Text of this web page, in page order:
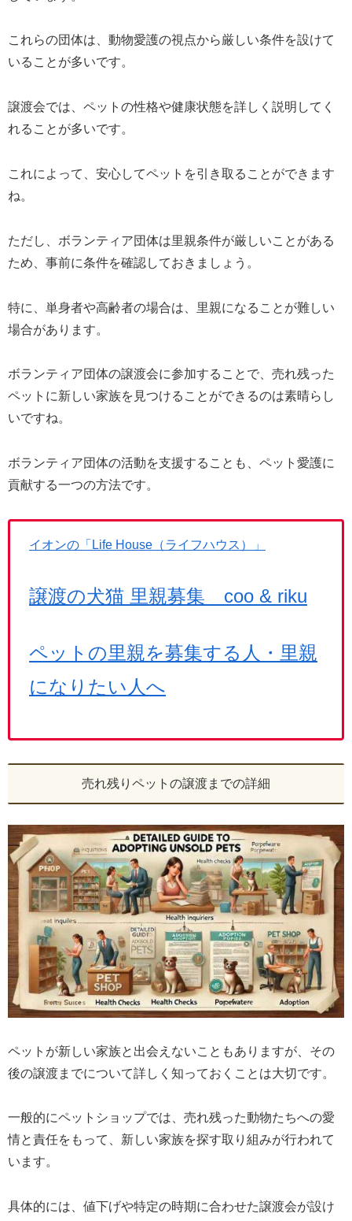
これらの団体は、動物愛護の視点から厳しい条件を設けて
いることが多いです。
譲渡会では、ペットの性格や健康状態を詳しく説明してく
れることが多いです。
これによって、安心してペットを引き取ることができます
ね。
ただし、ボランティア団体は里親条件が厳しいことがある
ため、事前に条件を確認しておきましょう。
特に、単身者や高齢者の場合は、里親になることが難しい
場合があります。
ボランティア団体の譲渡会に参加することで、売れ残った
ペットに新しい家族を見つけることができるのは素晴らし
いですね。
ボランティア団体の活動を支援することも、ペット愛護に
貢献する一つの方法です。
イオンの「Life House（ライフハウス）」
譲渡の犬猫 里親募集 coo & riku
ペットの里親を募集する人・ 里親
になりたい人へ
売れ残りペットの譲渡までの詳細
ペットが新しい家族と出会えないこともありますが、その
後の譲渡までについて詳しく知っておくことは大切です。
一般的にペットショップでは、売れ残った動物たちへの愛
情と責任をもって、新しい家族を探す取り組みが行われて
います。
具体的には、値下げや特定の時期に合わせた譲渡会が設け